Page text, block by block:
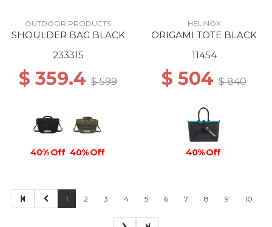
OUTDOOR PRODUCTS
SHOULDER BAG BLACK
233315
$ 359.4 $ 599
40% Off 40% Off
HELINOX
ORIGAMI TOTE BLACK
11454
$ 504 $ 840
40% Off
1 2 3 4 5 6 7 8 9 10